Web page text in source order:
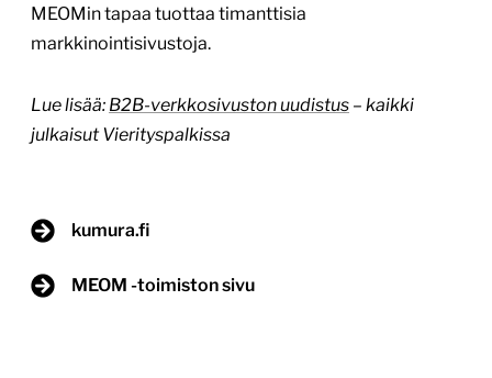
MEOMin tapaa tuottaa timanttisia
markkinointisivustoja.
Lue lisää: B2B-verkkosivuston uudistus – kaikki
julkaisut Vierityspalkissa
kumura.fi
MEOM -toimiston sivu